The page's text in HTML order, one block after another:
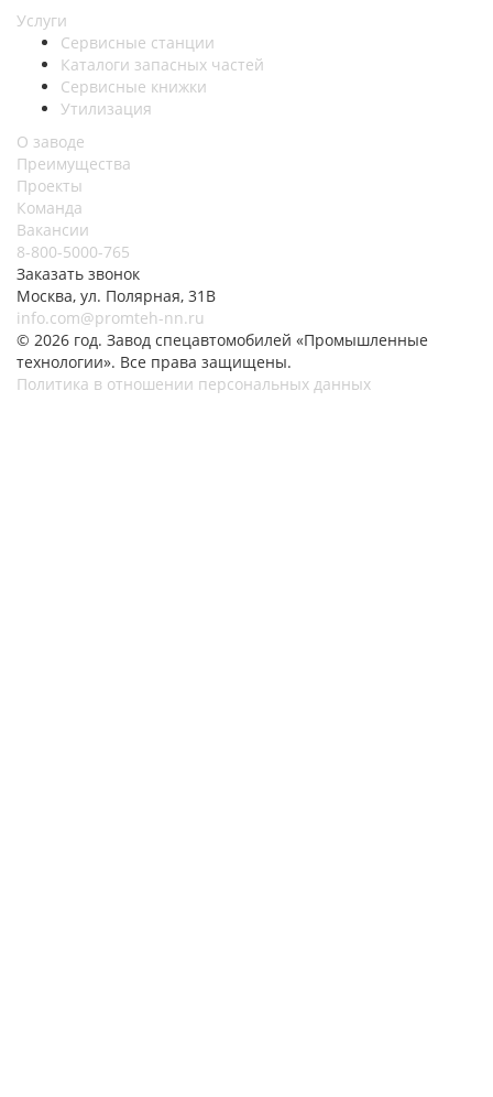
Услуги
Сервисные станции
Каталоги запасных частей
Сервисные книжки
Утилизация
О заводе
Преимущества
Проекты
Команда
Вакансии
8-800-5000-765
Заказать звонок
Москва, ул. Полярная, 31В
info.com@promteh-nn.ru
© 2026 год. Завод спецавтомобилей «Промышленные
технологии». Все права защищены.
Политика в отношении персональных данных